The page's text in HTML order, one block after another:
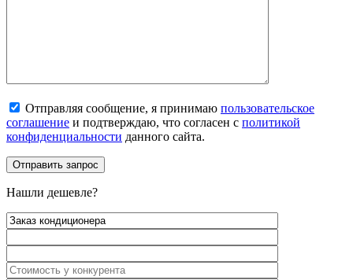
Отправляя сообщение, я принимаю пользовательское
соглашение и подтверждаю, что согласен с политикой
конфиденциальности данного сайта.
Нашли дешевле?